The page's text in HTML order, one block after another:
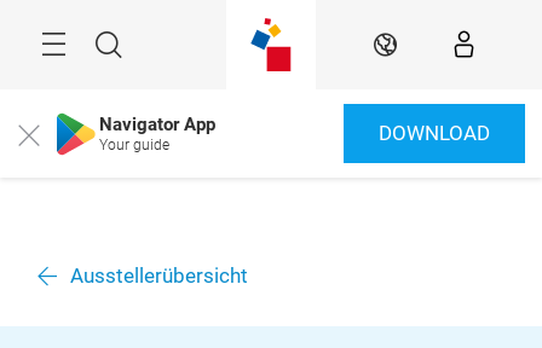
Suche DE
Close Navigator App
Your guide DOWNLOAD
Ausstellerübersicht